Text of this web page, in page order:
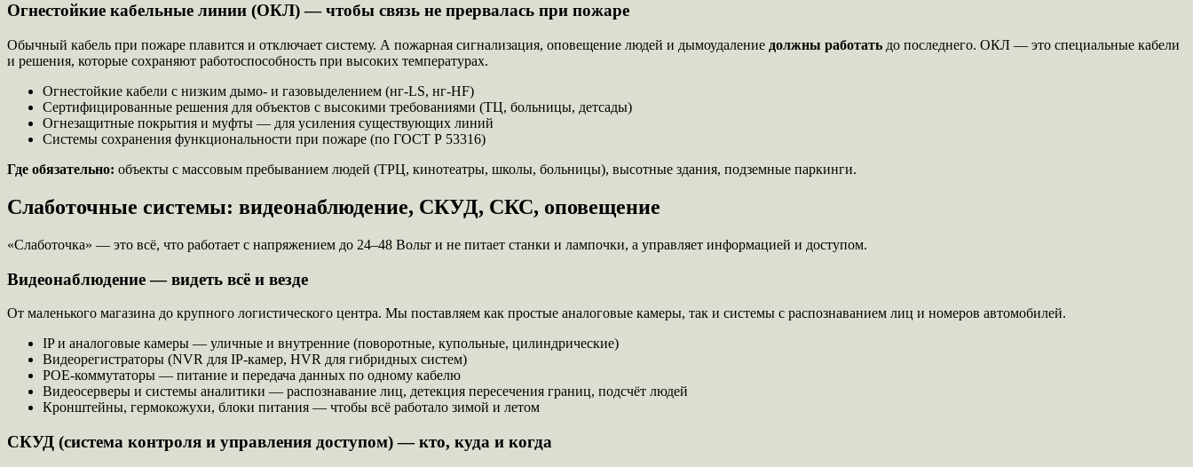
Огнестойкие кабельные линии (ОКЛ) — чтобы связь не прервалась при пожаре
Обычный кабель при пожаре плавится и отключает систему. А пожарная сигнализация, оповещение людей и дымоудаление должны работать до последнего. ОКЛ — это специальные кабели
и решения, которые сохраняют работоспособность при высоких температурах.
Огнестойкие кабели с низким дымо- и газовыделением (нг-LS, нг-HF)
Сертифицированные решения для объектов с высокими требованиями (ТЦ, больницы, детсады)
Огнезащитные покрытия и муфты — для усиления существующих линий
Системы сохранения функциональности при пожаре (по ГОСТ Р 53316)
Где обязательно: объекты с массовым пребыванием людей (ТРЦ, кинотеатры, школы, больницы), высотные здания, подземные паркинги.
Слаботочные системы: видеонаблюдение, СКУД, СКС, оповещение
«Слаботочка» — это всё, что работает с напряжением до 24–48 Вольт и не питает станки и лампочки, а управляет информацией и доступом.
Видеонаблюдение — видеть всё и везде
От маленького магазина до крупного логистического центра. Мы поставляем как простые аналоговые камеры, так и системы с распознаванием лиц и номеров автомобилей.
IP и аналоговые камеры — уличные и внутренние (поворотные, купольные, цилиндрические)
Видеорегистраторы (NVR для IP-камер, HVR для гибридных систем)
POE-коммутаторы — питание и передача данных по одному кабелю
Видеосерверы и системы аналитики — распознавание лиц, детекция пересечения границ, подсчёт людей
Кронштейны, гермокожухи, блоки питания — чтобы всё работало зимой и летом
СКУД (система контроля и управления доступом) — кто, куда и когда